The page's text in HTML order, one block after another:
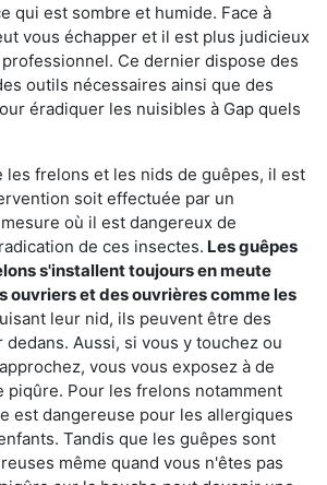
qui est sombre et humide. Face à
vous échapper et il est plus judicieux
Ce dernier dispose des
outils nécessaires ainsi que des
éradiquer les nuisibles à Gap quels
les frelons et les nids de guêpes, il est
soit effectuée par un
où il est dangereux de
de ces insectes. Les guêpes
s'installent toujours en meute
ouvriers et des ouvrières comme les
leur nid, ils peuvent être des
Aussi, si vous y touchez ou
vous vous exposez à de
piqûre. Pour les frelons notamment
est dangereuse pour les allergiques
Tandis que les guêpes sont
même quand vous n'êtes pas